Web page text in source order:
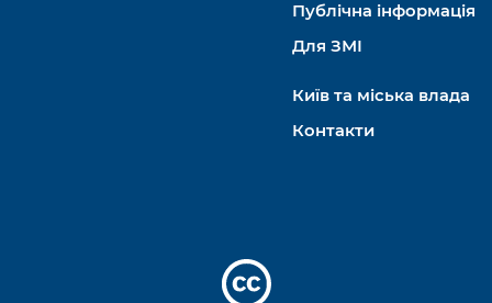
Публічна інформація
Для ЗМІ
Київ та міська влада
Контакти